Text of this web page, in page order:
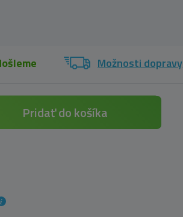
Možnosti dopravy
Pridať do košíka